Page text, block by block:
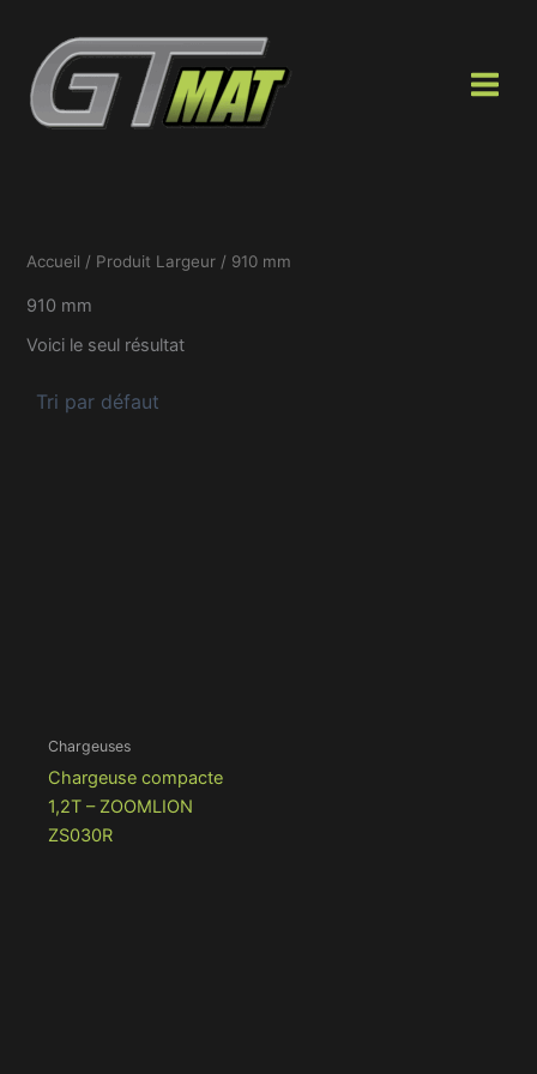
contenu
Accueil / Produit Largeur / 910 mm
910 mm
Voici le seul résultat
Chargeuses
Chargeuse compacte
1,2T – ZOOMLION
ZS030R